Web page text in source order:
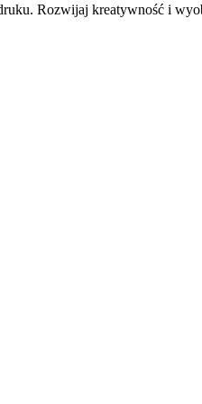
Rozwijaj kreatywność i